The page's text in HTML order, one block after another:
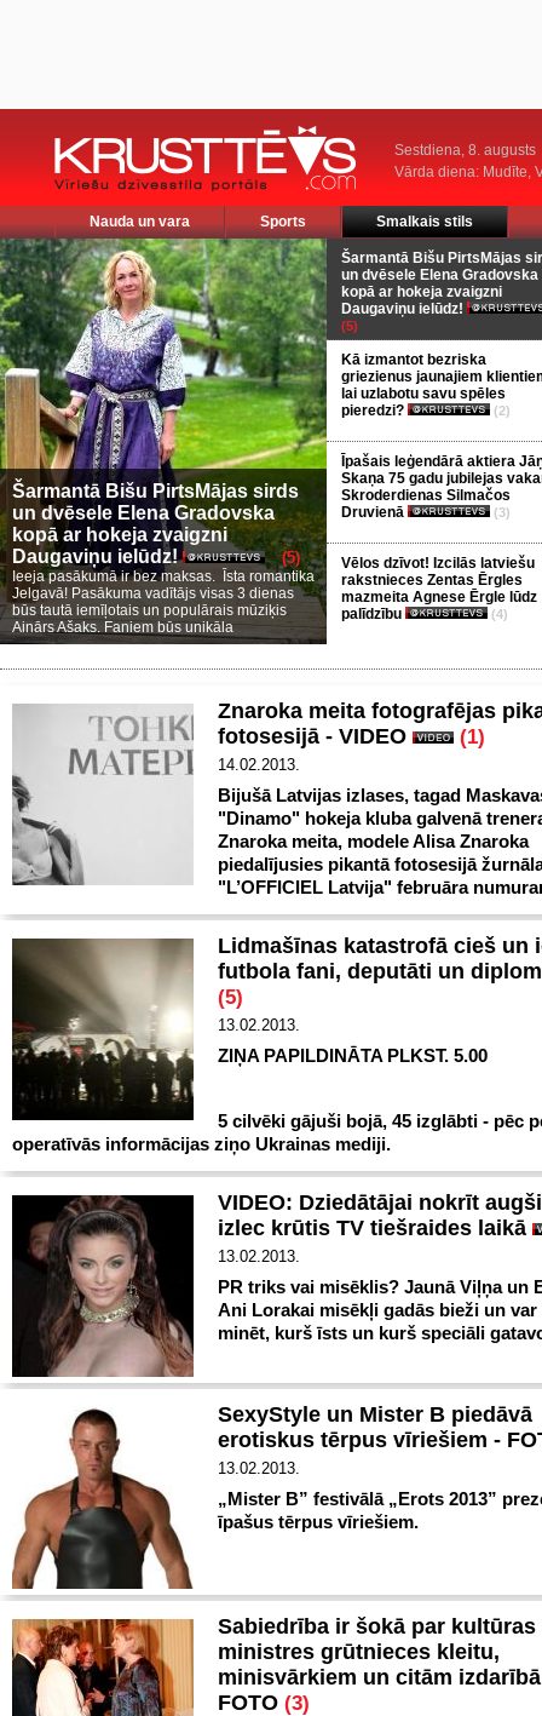
Sestdiena, 8. augusts
Vārda diena: Mudīte,
Nauda un vara Sports Smalkais stils
Šarmantā Bišu PirtsMājas sirds
un dvēsele Elena Gradovska
kopā ar hokeja zvaigzni
Daugaviņu ielūdz!
(5)
Ieeja pasākumā ir bez maksas. Īsta romantika
Jelgavā! Pasākuma vadītājs visas 3 dienas
būs tautā iemīļotais un populārais mūziķis
Ainārs Ašaks. Faniem būs unikāla
Šarmantā Bišu PirtsMājas
un dvēsele Elena Gradovska
kopā ar hokeja zvaigzni
Daugaviņu ielūdz!
(5)
Kā izmantot bezriska
griezienus jaunajiem
lai uzlabotu savu spēles
pieredzi?
(2)
Īpašais leģendārā aktiera
Skaņa 75 gadu jubilejas
Skroderdienas Silmačos
Druvienā
(3)
Vēlos dzīvot! Izcilās latviešu
rakstnieces Zentas Ērgles
mazmeita Agnese Ērgle lūdz
palīdzību
(4)
Znaroka meita fotografējas
fotosesijā - VIDEO
(1)
14.02.2013.
Bijušā Latvijas izlases, tagad
"Dinamo" hokeja kluba galvenā
Znaroka meita, modele Alisa Znaroka
piedalījusies pikantā fotosesijā
"L’OFFICIEL Latvija" februāra
Lidmašīnas katastrofā cieš un
futbola fani, deputāti un
(5)
13.02.2013.
ZIŅA PAPILDINĀTA PLKST. 5.00
5 cilvēki gājuši bojā, 45 izglābti - pēc
operatīvās informācijas ziņo Ukrainas mediji.
VIDEO: Dziedātājai nokrīt
izlec krūtis TV tiešraides laikā
13.02.2013.
PR triks vai misēklis? Jaunā Viļņa un
Ani Lorakai misēkļi gadās bieži un var
minēt, kurš īsts un kurš speciāli
SexyStyle un Mister B piedāvā
erotiskus tērpus vīriešiem -
13.02.2013.
„Mister B” festivālā „Erots 2013”
īpašus tērpus vīriešiem.
Sabiedrība ir šokā par kultūras
ministres grūtnieces kleitu,
minisvārkiem un citām
FOTO (3)